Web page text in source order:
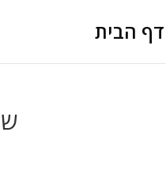
דף הבית
שיחה